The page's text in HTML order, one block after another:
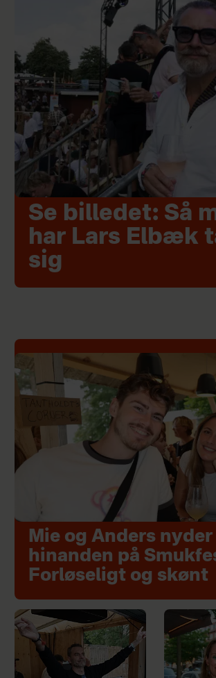
Se billedet: Så
har Lars Elbæk
sig
Mie og Anders nyder
hinanden på
Forløseligt og skønt